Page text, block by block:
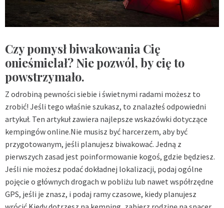
Czy pomysł biwakowania Cię
onieśmielał? Nie pozwól, by cię to
powstrzymało.
Z odrobiną pewności siebie i świetnymi radami możesz to
zrobić! Jeśli tego właśnie szukasz, to znalazłeś odpowiedni
artykuł. Ten artykuł zawiera najlepsze wskazówki dotyczące
kempingów online.Nie musisz być harcerzem, aby być
przygotowanym, jeśli planujesz biwakować. Jedną z
pierwszych zasad jest poinformowanie kogoś, gdzie będziesz.
Jeśli nie możesz podać dokładnej lokalizacji, podaj ogólne
pojęcie o głównych drogach w pobliżu lub nawet współrzędne
GPS, jeśli je znasz, i podaj ramy czasowe, kiedy planujesz